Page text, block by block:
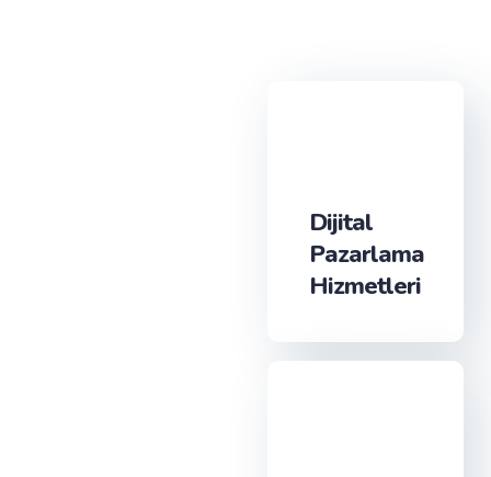
Dijital
Pazarlama
Hizmetleri